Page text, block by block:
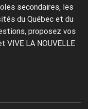
secondaires, les
du Québec et du
proposez vos
LA NOUVELLE